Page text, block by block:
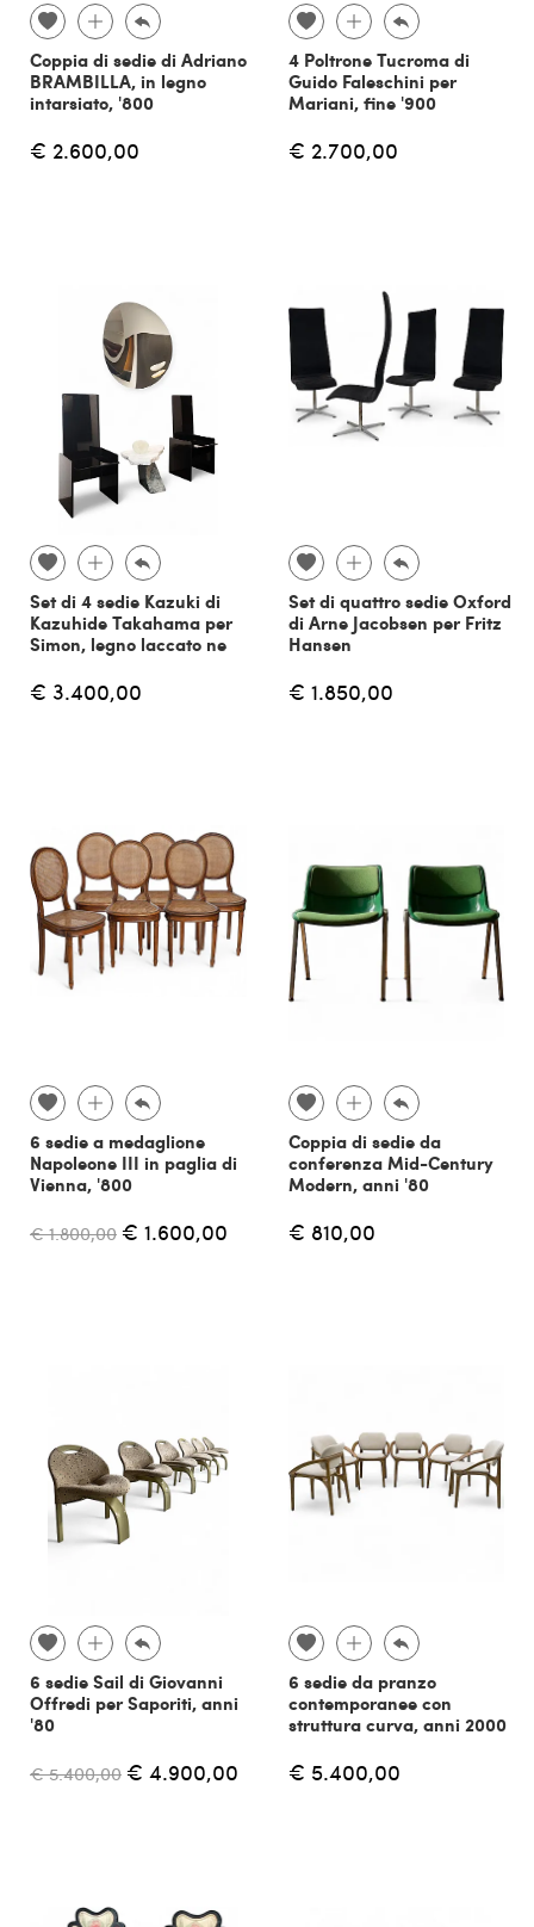
Coppia di sedie di Adriano
BRAMBILLA, in legno
intarsiato, '800
€ 2.600,00
4 Poltrone Tucroma di
Guido Faleschini per
Mariani, fine '900
€ 2.700,00
Set di 4 sedie Kazuki di
Kazuhide Takahama per
Simon, legno laccato ne
€ 3.400,00
Set di quattro sedie Oxford
di Arne Jacobsen per Fritz
Hansen
€ 1.850,00
6 sedie a medaglione
Napoleone III in paglia di
Vienna, '800
€ 1.800,00 € 1.600,00
Coppia di sedie da
conferenza Mid-Century
Modern, anni '80
€ 810,00
6 sedie Sail di Giovanni
Offredi per Saporiti, anni
'80
€ 5.400,00 € 4.900,00
6 sedie da pranzo
contemporanee con
struttura curva, anni 2000
€ 5.400,00